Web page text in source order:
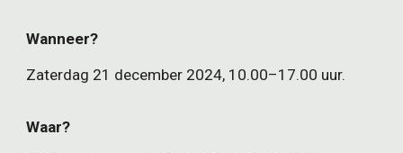
Wanneer?
Zaterdag 21 december 2024, 10.00–17.00 uur.
Waar?